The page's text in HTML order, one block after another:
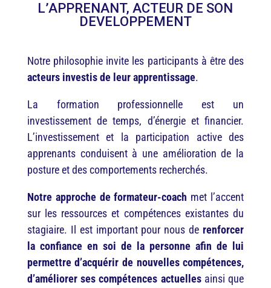
L’APPRENANT, ACTEUR DE SON
DEVELOPPEMENT
Notre philosophie invite les participants à être des
acteurs investis de leur apprentissage.
La formation professionnelle est un
investissement de temps, d’énergie et financier.
L’investissement et la participation active des
apprenants conduisent à une amélioration de la
posture et des comportements recherchés.
Notre approche de formateur-coach met l’accent
sur les ressources et compétences existantes du
stagiaire. Il est important pour nous de renforcer
la confiance en soi de la personne afin de lui
permettre d’acquérir de nouvelles compétences,
d’améliorer ses compétences actuellesainsi que